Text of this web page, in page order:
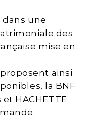
dans une
des
mise en
proposent ainsi
la BNF
HACHETTE